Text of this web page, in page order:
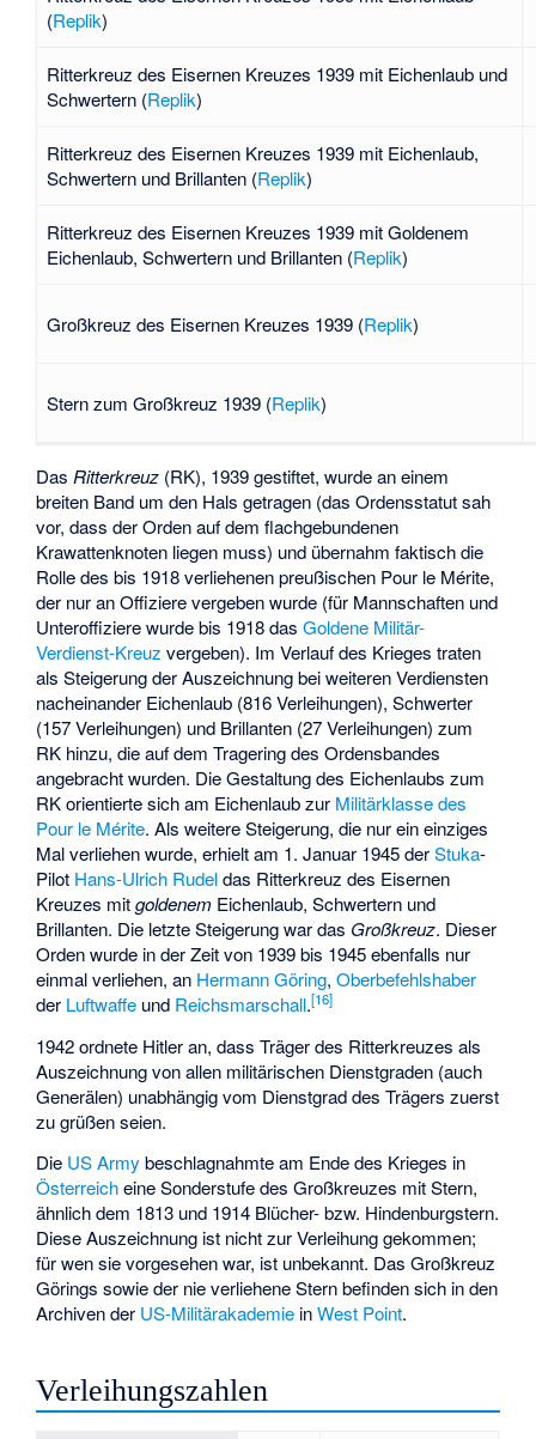
(Replik)
Ritterkreuz des Eisernen Kreuzes 1939 mit Eichenlaub und
Schwertern (Replik)
Ritterkreuz des Eisernen Kreuzes 1939 mit Eichenlaub,
Schwertern und Brillanten (Replik)
Ritterkreuz des Eisernen Kreuzes 1939 mit Goldenem
Eichenlaub, Schwertern und Brillanten (Replik)
Großkreuz des Eisernen Kreuzes 1939 (Replik)
Stern zum Großkreuz 1939 (Replik)
Das Ritterkreuz (RK), 1939 gestiftet, wurde an einem
breiten Band um den Hals getragen (das Ordensstatut sah
vor, dass der Orden auf dem flachgebundenen
Krawattenknoten liegen muss) und übernahm faktisch die
Rolle des bis 1918 verliehenen preußischen Pour le Mérite,
der nur an Offiziere vergeben wurde (für Mannschaften und
Unteroffiziere wurde bis 1918 dasGoldene Militär-
Verdienst-Kreuz vergeben). Im Verlauf des Krieges traten
als Steigerung der Auszeichnung bei weiteren Verdiensten
nacheinander Eichenlaub (816 Verleihungen), Schwerter
(157 Verleihungen) und Brillanten (27 Verleihungen) zum
RK hinzu, die auf dem Tragering des Ordensbandes
angebracht wurden. Die Gestaltung des Eichenlaubs zum
RK orientierte sich am Eichenlaub zur Militärklasse des
Pour le Mérite. Als weitere Steigerung, die nur ein einziges
Mal verliehen wurde, erhielt am 1. Januar 1945 derStuka-
Pilot Hans-Ulrich Rudeldas Ritterkreuz des Eisernen
Kreuzes mitgoldenem Eichenlaub, Schwertern und
Brillanten. Die letzte Steigerung war das Großkreuz. Dieser
Orden wurde in der Zeit von 1939 bis 1945 ebenfalls nur
einmal verliehen, an Hermann Göring,Oberbefehlshaber
der Luftwaffe und Reichsmarschall.[16]
1942 ordnete Hitler an, dass Träger des Ritterkreuzes als
Auszeichnung von allen militärischen Dienstgraden (auch
Generälen) unabhängig vom Dienstgrad des Trägers zuerst
zu grüßen seien.
Die US Army beschlagnahmte am Ende des Krieges in
Österreicheine Sonderstufe des Großkreuzes mit Stern,
ähnlich dem 1813 und 1914 Blücher- bzw. Hindenburgstern.
Diese Auszeichnung ist nicht zur Verleihung gekommen;
für wen sie vorgesehen war, ist unbekannt. Das Großkreuz
Görings sowie der nie verliehene Stern befinden sich in den
Archiven der US-Militärakademie inWest Point.
Verleihungszahlen